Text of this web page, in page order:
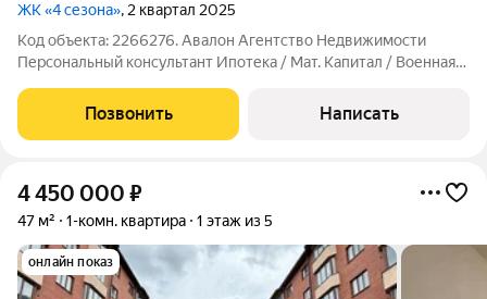
ЖК «4 сезона», 2 квартал 2025
Код объекта: 2266276. Авалон Агентство Недвижимости
Персональный консультант Ипотека / Мат. Капитал / Военная
ремонтом. - Планировка: большая кухня, оснащенная
гарнитуром и необходимой техникой
Позвонить Написать
4 450 000 ₽
47 м² 1-комн. квартира 1 этаж из 5
онлайн показ